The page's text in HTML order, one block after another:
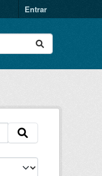
Entrar